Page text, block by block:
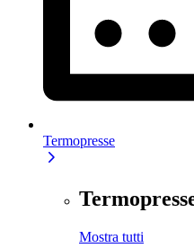
Termopresse
Mostra tutti